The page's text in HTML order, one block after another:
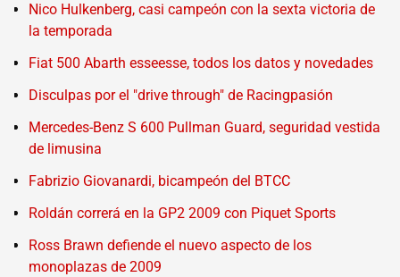
Nico Hulkenberg, casi campeón con la sexta victoria de
la temporada
Fiat 500 Abarth esseesse, todos los datos y novedades
Disculpas por el "drive through" de Racingpasión
Mercedes-Benz S 600 Pullman Guard, seguridad vestida
de limusina
Fabrizio Giovanardi, bicampeón del BTCC
Roldán correrá en la GP2 2009 con Piquet Sports
Ross Brawn defiende el nuevo aspecto de los
monoplazas de 2009